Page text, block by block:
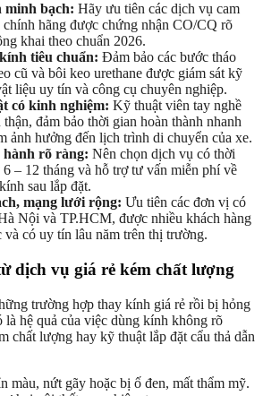
minh bạch: Hãy ưu tiên các dịch vụ cam
hãng được chứng nhận CO/CQ rõ
khai theo chuẩn 2026.
tiêu chuẩn: Đảm bảo các bước tháo
cũ và bôi keo urethane được giám sát kỹ
liệu uy tín và công cụ chuyên nghiệp.
có kinh nghiệm: Kỹ thuật viên tay nghề
đảm bảo thời gian hoàn thành nhanh
ảnh hưởng đến lịch trình di chuyển của xe.
hành rõ ràng: Nên chọn dịch vụ có thời
6 – 12 tháng và hỗ trợ tư vấn miễn phí về
sau lắp đặt.
mạng lưới rộng: Ưu tiên các đơn vị có
Nội và TP.HCM, được nhiều khách hàng
và có uy tín lâu năm trên thị trường.
dịch vụ giá rẻ kém chất lượng
trường hợp thay kính giá rẻ rồi bị hỏng
là hệ quả của việc dùng kính không rõ
chất lượng hay kỹ thuật lắp đặt cẩu thả dẫn
màu, nứt gãy hoặc bị ố đen, mất thẩm mỹ.